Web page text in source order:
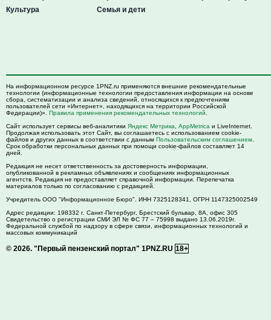
Культура
Семья и дети
На информационном ресурсе 1PNZ.ru применяются внешние рекомендательные
технологии (информационные технологии предоставления информации на основе
сбора, систематизации и анализа сведений, относящихся к предпочтениям
пользователей сети «Интернет», находящихся на территории Российской
Федерации)». Правила применения рекомендательных технологий
Сайт использует сервисы веб-аналитики Яндекс Метрика AppMetrica и LiveInternet.
Продолжая использовать этот Сайт, вы соглашаетесь с использованием cookie-
файлов и других данных в соответствии с данным Пользовательским соглашением
Срок обработки персональных данных при помощи cookie-файлов составляет 14
дней.
Редакция не несет ответственность за достоверность информации,
опубликованной в рекламных объявлениях и сообщениях информационных
агентств. Редакция не предоставляет справочной информации. Перепечатка
материалов только по согласованию с редакцией.
Учредитель ООО "Информационное Бюро". ИНН 7325128341, ОГРН 1147325002549
Адрес редакции: 198332 г. Санкт-Петербург, Брестский бульвар, 8А, офис 305
Свидетельство о регистрации СМИ ЭЛ № ФС 77 – 75998 выдано 13.06.2019г.
Федеральной службой по надзору в сфере связи, информационных технологий и
массовых коммуникаций
© 2026. "Первый пензенский портал" 1PNZ.RU 18+